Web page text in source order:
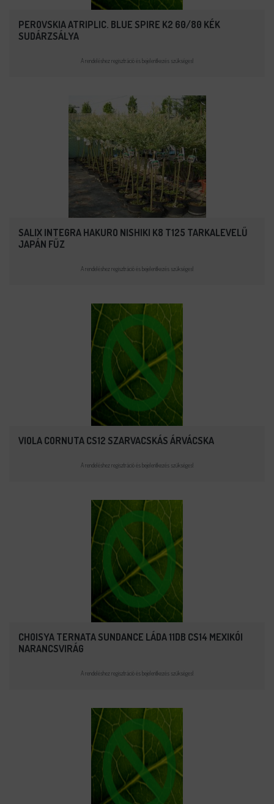
PEROVSKIA ATRIPLIC. BLUE SPIRE K2 60/80 KÉK
SUDÁRZSÁLYA
A rendeléshez regisztráció és bejelentkezés szükséges!
SALIX INTEGRA HAKURO NISHIKI K8 T125 TARKALEVELŰ
JAPÁN FŰZ
A rendeléshez regisztráció és bejelentkezés szükséges!
VIOLA CORNUTA CS12 SZARVACSKÁS ÁRVÁCSKA
A rendeléshez regisztráció és bejelentkezés szükséges!
CHOISYA TERNATA SUNDANCE LÁDA 11DB CS14 MEXIKÓI
NARANCSVIRÁG
A rendeléshez regisztráció és bejelentkezés szükséges!